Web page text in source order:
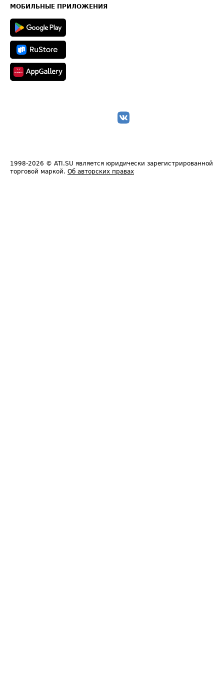
Техническая информация
МОБИЛЬНЫЕ ПРИЛОЖЕНИЯ
1998-2026 © ATI.SU является юридически зарегистрированной
торговой маркой. Об авторских правах